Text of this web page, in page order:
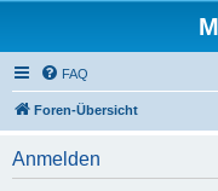
FAQ
Foren-Übersicht
Anmelden